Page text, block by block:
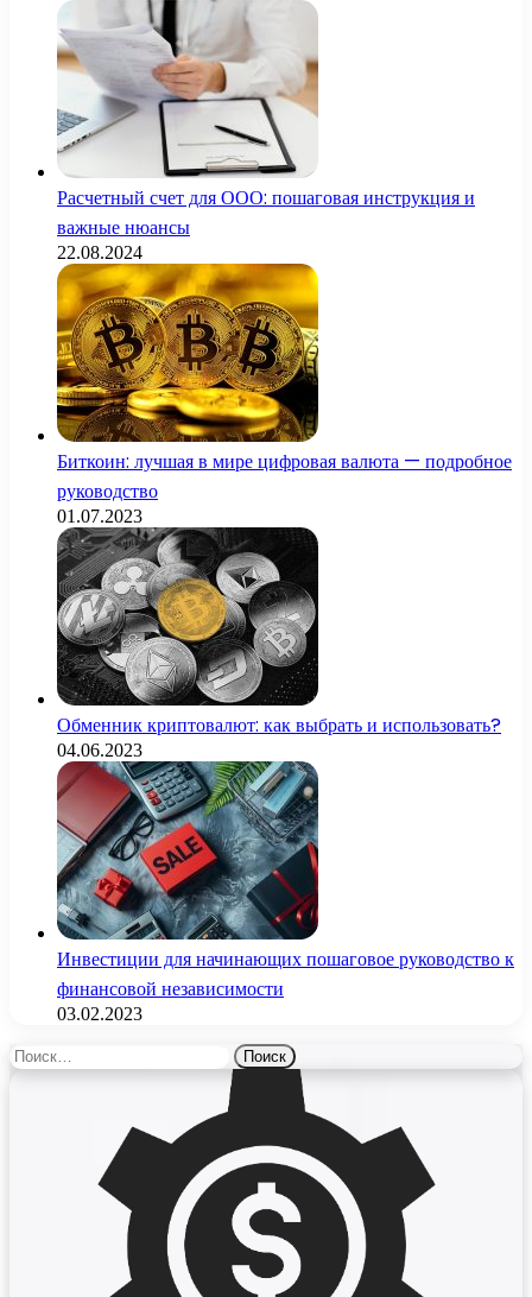
Расчетный счет для ООО: пошаговая инструкция и
важные нюансы
22.08.2024
Биткоин: лучшая в мире цифровая валюта — подробное
руководство
01.07.2023
Обменник криптовалют: как выбрать и использовать?
04.06.2023
Инвестиции для начинающих пошаговое руководство к
финансовой независимости
03.02.2023
Найти: